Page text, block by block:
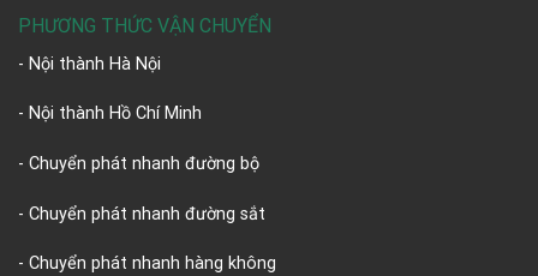
PHƯƠNG THỨC VẬN CHUYỂN
- Nội thành Hà Nội
- Nội thành Hồ Chí Minh
- Chuyển phát nhanh đường bộ
- Chuyển phát nhanh đường sắt
- Chuyển phát nhanh hàng không